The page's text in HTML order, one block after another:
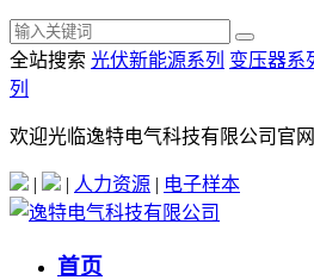
全站搜索 光伏新能源系列 变压器系
列
欢迎光临逸特电气科技有限公司官网
| | 人力资源 | 电子样本
首页